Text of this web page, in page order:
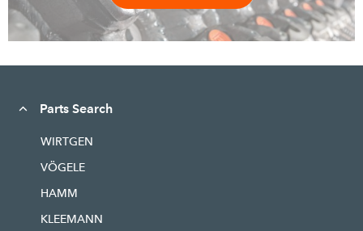
Parts Search
WIRTGEN
VÖGELE
HAMM
KLEEMANN